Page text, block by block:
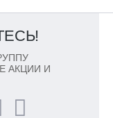
АКЦИИ И